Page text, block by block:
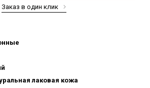
Заказ в один клик
лаковая кожа